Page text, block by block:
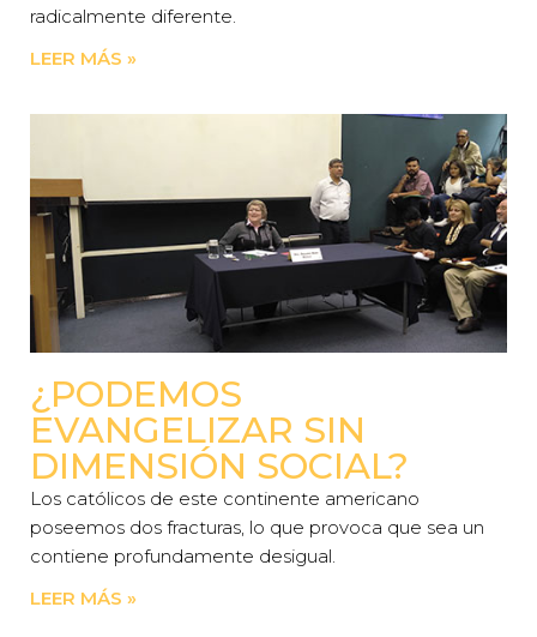
radicalmente diferente.
LEER MÁS »
¿PODEMOS
EVANGELIZAR SIN
DIMENSIÓN SOCIAL?
Los católicos de este continente americano
poseemos dos fracturas, lo que provoca que sea un
contiene profundamente desigual.
LEER MÁS »